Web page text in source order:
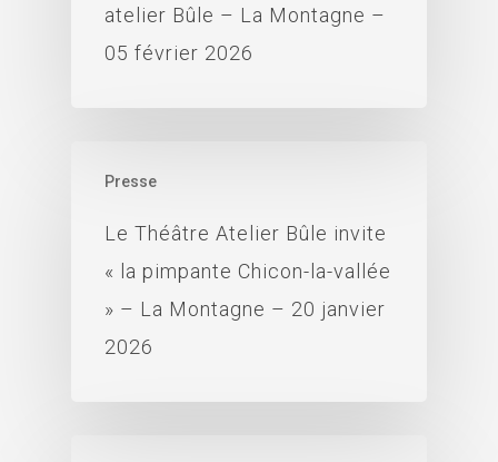
atelier Bûle – La Montagne –
05 février 2026
Presse
Le Théâtre Atelier Bûle invite
« la pimpante Chicon-la-vallée
» – La Montagne – 20 janvier
2026